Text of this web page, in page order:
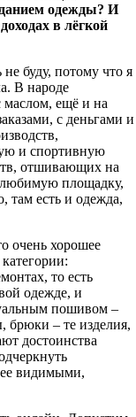
одежды? И
в лёгкой
буду, потому что я
В народе
маслом, ещё и на
с деньгами и
и спортивную
отшивающих на
любимую площадку,
там есть и одежда,
очень хорошее
то есть
одежде, и
пошивом –
брюки – те изделия,
достоинства
видимыми,